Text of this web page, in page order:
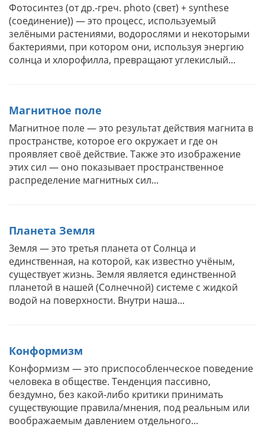
Фотосинтез (от др.-греч. photo (свет) + synthese
(соединение)) — это процесс, используемый
зелёными растениями, водорослями и некоторыми
бактериями, при котором они, используя энергию
солнца и хлорофилла, превращают углекислый...
Магнитное поле
Магнитное поле — это результат действия магнита в
пространстве, которое его окружает и где он
проявляет своё действие. Также это изображение
этих сил — оно показывает пространственное
распределение магнитных сил...
Планета Земля
Земля — это третья планета от Солнца и
единственная, на которой, как известно учёным,
существует жизнь. Земля является единственной
планетой в нашей (Солнечной) системе с жидкой
водой на поверхности. Внутри наша...
Конформизм
Конформизм — это приспособленческое поведение
человека в обществе. Тенденция пассивно,
бездумно, без какой-либо критики принимать
существующие правила/мнения, под реальным или
воображаемым давлением отдельного...